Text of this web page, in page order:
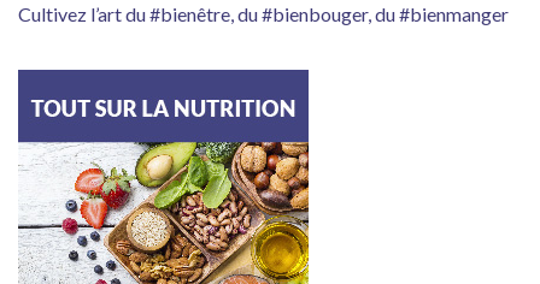
Cultivez l’art du #bienêtre, du #bienbouger, du #bienmanger